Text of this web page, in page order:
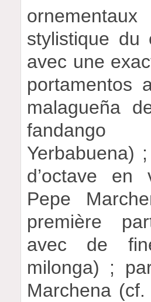
stylistique du
avec une
portamentos
malagueña
Yerbabuena)
d’octave
Pepe
première
avec de
milonga) ;
Marchena